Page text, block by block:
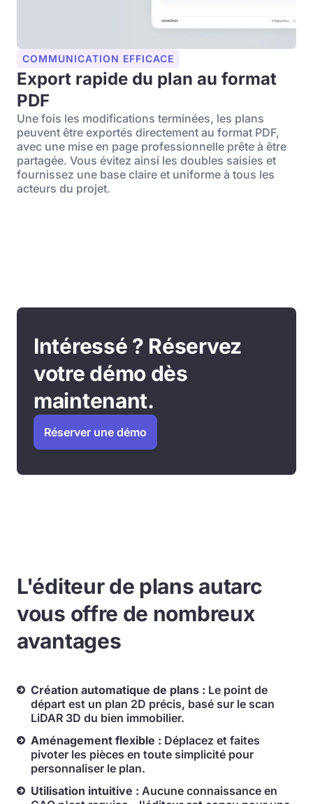
COMMUNICATION EFFICACE
Export rapide du plan au format
PDF
Une fois les modifications terminées, les plans
peuvent être exportés directement au format PDF,
avec une mise en page professionnelle prête à être
partagée. Vous évitez ainsi les doubles saisies et
fournissez une base claire et uniforme à tous les
acteurs du projet.
Intéressé ? Réservez
votre démo dès
maintenant.
Réserver une démo
L'éditeur de plans autarc
vous offre de nombreux
avantages
Création automatique de plans : Le point de
départ est un plan 2D précis, basé sur le scan
LiDAR 3D du bien immobilier.
Aménagement flexible : Déplacez et faites
pivoter les pièces en toute simplicité pour
personnaliser le plan.
Utilisation intuitive : Aucune connaissance en